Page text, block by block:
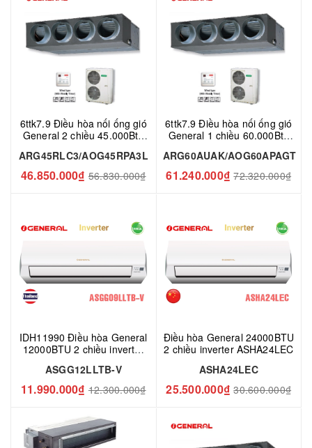
6ttk7.9 Điều hòa nối ống gió
General 2 chiều 45.000Btu
ARG45RLC3/AOG45RPA3L
46.850.000₫ 56.830.000₫
6ttk7.9 Điều hòa nối ống gió
General 1 chiều 60.000Btu
ARG60AUAK/AOG60APAGT
61.240.000₫ 72.320.000₫
IDH11990 Điều hòa General
12000BTU 2 chiều inverter
ASGG12LLTB-V
11.990.000₫ 12.300.000₫
Điều hòa General 24000BTU
2 chiều inverter ASHA24LEC
ASHA24LEC
25.500.000₫ 30.600.000₫